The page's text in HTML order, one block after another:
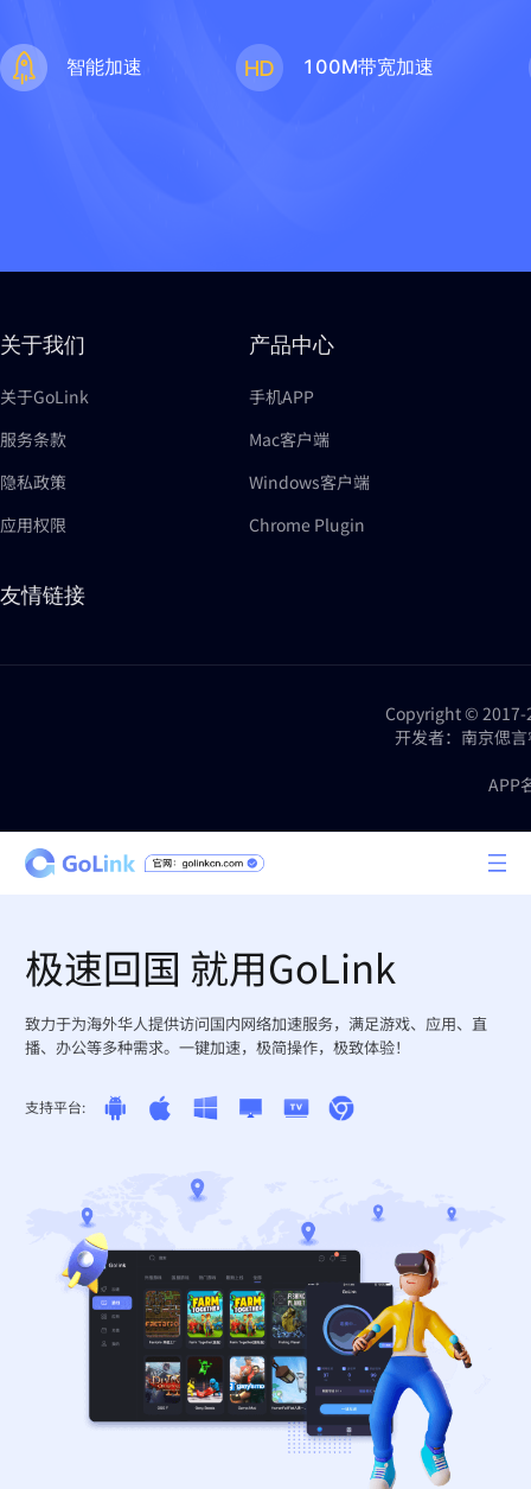
智能加速 100M带宽加速
关于我们
关于GoLink
服务条款
隐私政策
应用权限
产品中心
手机APP
Mac客户端
Windows客户端
Chrome Plugin
友情链接
Copyright © 2017-
开发者：南京偲
APP
极速回国 就用GoLink
致力于为海外华人提供访问国内网络加速服务，满足游戏、应用、直
播、办公等多种需求。一键加速，极简操作，极致体验！
支持平台: